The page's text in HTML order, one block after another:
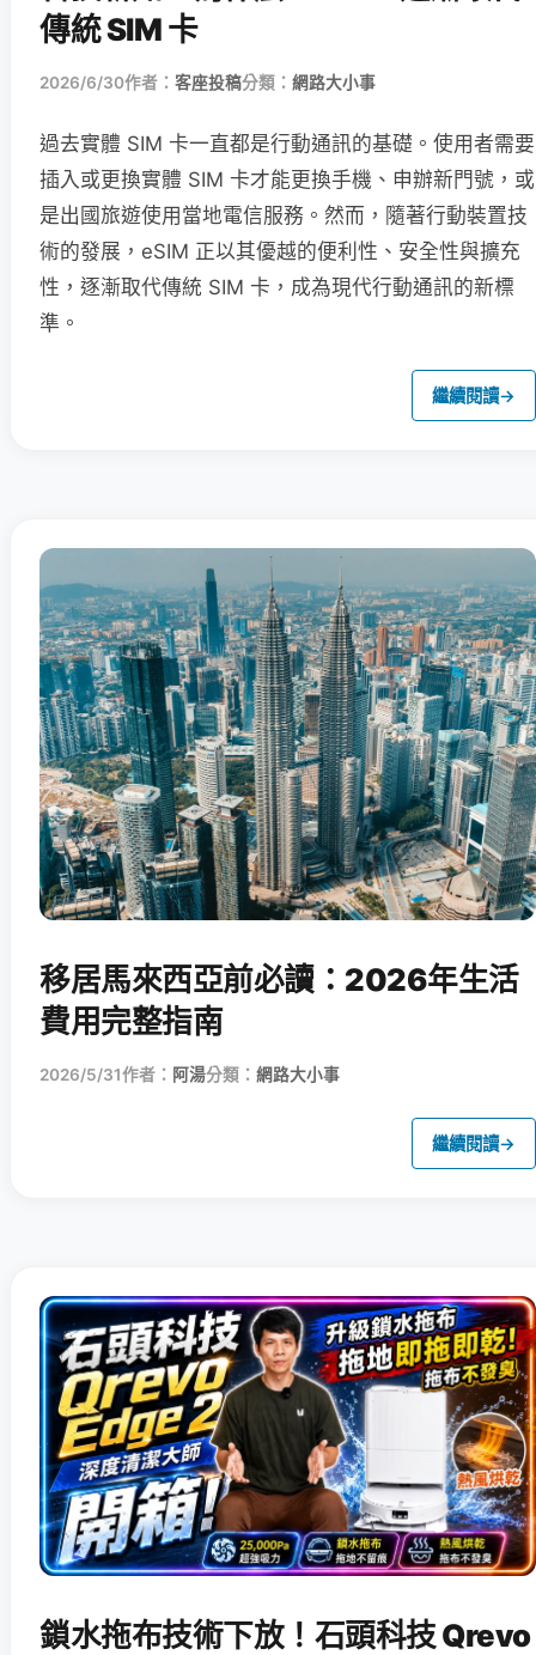
傳統 SIM 卡
2026/6/30作者： 客座投稿分類： 網路大小事
過去實體 SIM 卡一直都是行動通訊的基礎。使用者需要
插入或更換實體 SIM 卡才能更換手機、申辦新門號，或
是出國旅遊使用當地電信服務。然而，隨著行動裝置技
術的發展，eSIM 正以其優越的便利性、安全性與擴充
性，逐漸取代傳統 SIM 卡，成為現代行動通訊的新標
準。
繼續閱讀→
移居馬來西亞前必讀：2026年生活
費用完整指南
2026/5/31作者： 阿湯分類： 網路大小事
繼續閱讀→
鎖水拖布技術下放！石頭科技 Qrevo